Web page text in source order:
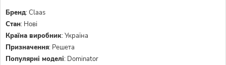
Бренд:Claas
Стан: Нові
Країна виробник:Україна
Призначення: Решета
Популярні моделі: Dominator